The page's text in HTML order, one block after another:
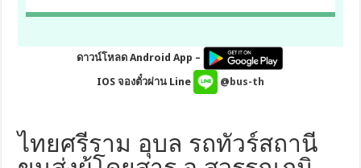
ดาวน์โหลด Android App –
IOS จองตั๋วผ่าน Line
@bus-th
ไทยศรีราม อุบล รถทัวร์สถานี